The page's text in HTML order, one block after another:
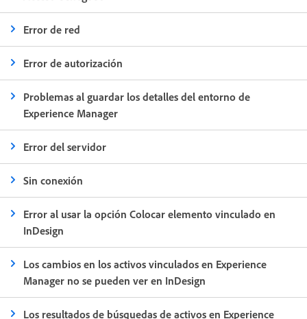
Error de red
Error de autorización
Problemas al guardar los detalles del entorno de
Experience Manager
Error del servidor
Sin conexión
Error al usar la opción Colocar elemento vinculado en
InDesign
Los cambios en los activos vinculados en Experience
Manager no se pueden ver en InDesign
Los resultados de búsquedas de activos en Experience